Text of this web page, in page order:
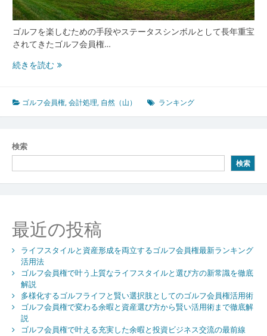
ン
グ
と
会
実
最
前
ゴルフを楽しむための手段やステータスシンボルとして長年重宝
されてきたゴルフ会員権…
続きを読むゴ
会
員
と
市
場
向
か
ら
た
ゴルフ会員権,会計処理, 自然（山） ランキング
検索
検索
最近の投稿
ライフスタイルと資産形成を両立するゴルフ会員権最新ランキング
活用法
ゴルフ会員権で叶う上質なライフスタイルと選び方の新常識を徹底
解説
多様化するゴルフライフと賢い選択肢としてのゴルフ会員権活用術
ゴルフ会員権で変わる余暇と資産選び方から賢い活用術まで徹底解
説
ゴルフ会員権で叶える充実した余暇と投資ビジネス交流の最前線